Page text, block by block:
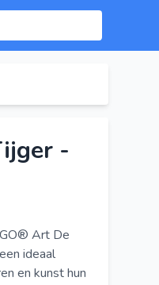
-
Art De
ideaal
en kunst hun